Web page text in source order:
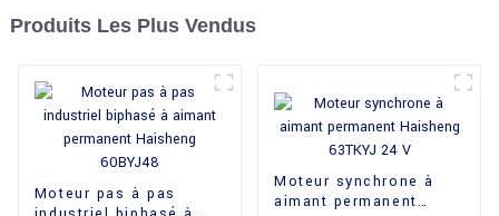
Produits Les Plus Vendus
Moteur pas à pas
Moteur synchrone à
aimant permanent